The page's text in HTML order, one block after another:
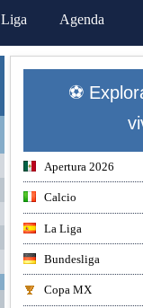
Agenda
⚽
Apertura 2026
Calcio
La Liga
Bundesliga
Copa MX